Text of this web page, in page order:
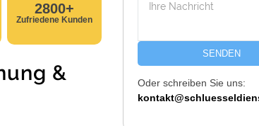
2800+
Zufriedene Kunden
&
SENDEN
Oder schreiben Sie uns: